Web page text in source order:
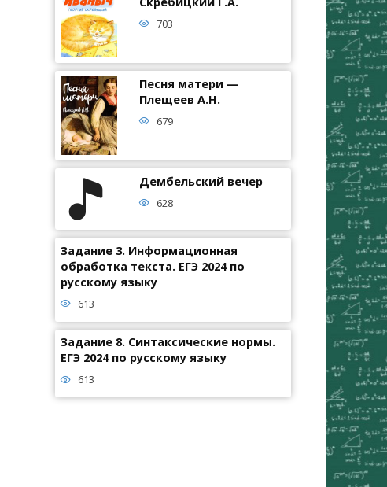
703
Песня матери —
Плещеев А.Н.
679
Дембельский вечер
628
Задание 3. Информационная
обработка текста. ЕГЭ 2024 по
русскому языку
613
Задание 8. Синтаксические нормы.
ЕГЭ 2024 по русскому языку
613